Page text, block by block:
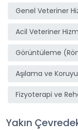
Genel Veteriner
Acil Veteriner
Görüntüleme
Aşılama ve
Fizyoterapi ve
Yakın